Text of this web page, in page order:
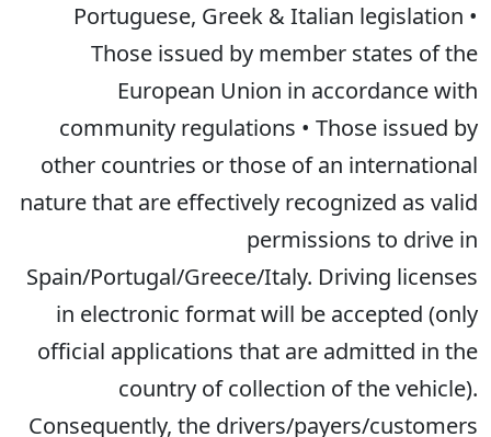
Portuguese, Greek & Italian legislation •
Those issued by member states of the
European Union in accordance with
community regulations • Those issued by
other countries or those of an international
nature that are effectively recognized as valid
permissions to drive in
Spain/Portugal/Greece/Italy. Driving licenses
in electronic format will be accepted (only
official applications that are admitted in the
country of collection of the vehicle).
Consequently, the drivers/payers/customers